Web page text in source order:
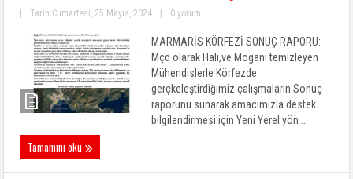
| Tarih:Cumartesi, 25 Mayıs, 2024 | 0 yorum
MARMARİS KÖRFEZİ SONUÇ RAPORU:
Mçd olarak Hali,ve Moganı temizleyen
Mühendislerle Körfezde
gerçkeleştirdiğimiz çalışmaların Sonuç
raporunu sunarak amacımızla destek
bilgilendirmesi için Yeni Yerel yön ...
Tamamını oku